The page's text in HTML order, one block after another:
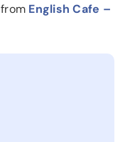
from English Cafe –